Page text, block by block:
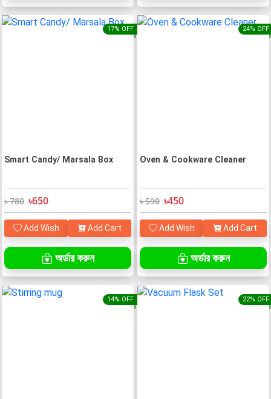
17% OFF
Smart Candy/ Marsala Box
৳ 780 ৳650
Add Wish Add Cart
অর্ডার করুন
24% OFF
Oven & Cookware Cleaner
৳ 590 ৳450
Add Wish Add Cart
অর্ডার করুন
14% OFF 22% OFF